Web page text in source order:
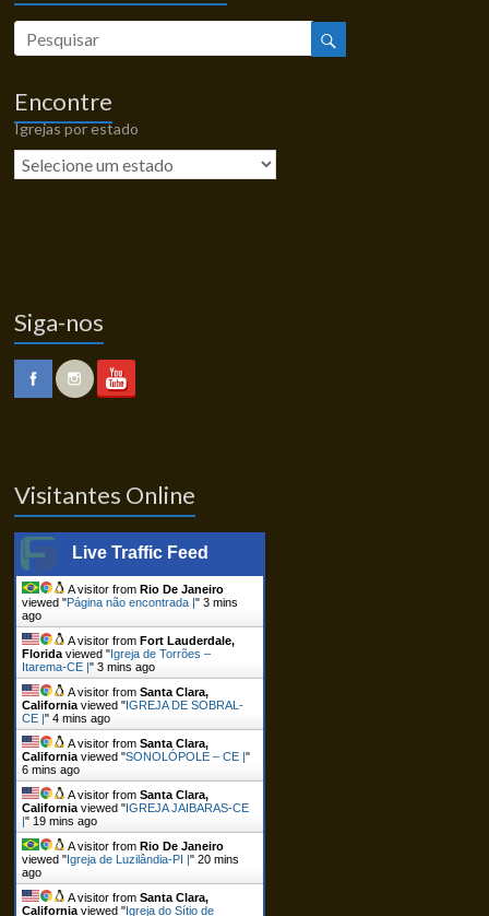
Encontre
Igrejas por estado
Siga-nos
Visitantes Online
Live Traffic Feed
A visitor fromRio De Janeiro
viewed "Página não encontrada |"3 mins
ago
A visitor fromFort Lauderdale,
Florida viewed "Igreja de Torrões –
Itarema-CE |"3 mins ago
A visitor fromSanta Clara,
California viewed "IGREJA DE SOBRAL-
CE |"4 mins ago
A visitor fromSanta Clara,
California viewed "SONOLÓPOLE – CE |"
6 mins ago
A visitor fromSanta Clara,
California viewed "IGREJA JAIBARAS-CE
|" 19 mins ago
A visitor fromRio De Janeiro
viewed "Igreja de Luzilândia-PI |"20 mins
ago
A visitor fromSanta Clara,
California viewed "Igreja do Sítio de